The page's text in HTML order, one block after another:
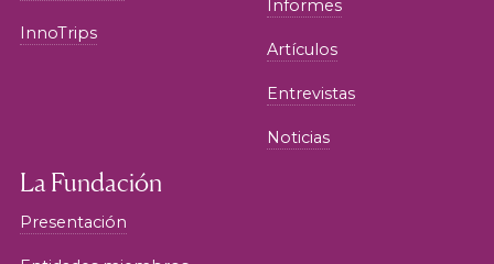
InnoTrips
Informes
Artículos
Entrevistas
Noticias
La Fundación
Presentación